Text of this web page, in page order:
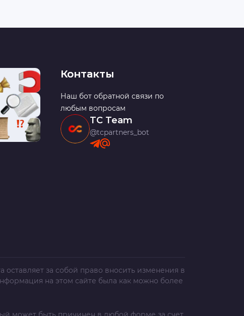
Контакты
Наш бот обратной связи по
любым вопросам
TC Team
@tcpartners_bot
за собой право вносить изменения в
на этом сайте была как можно более